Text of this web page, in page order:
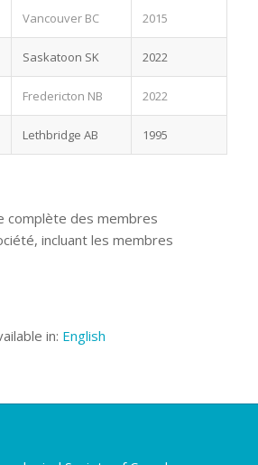
Vancouver BC 2015
Saskatoon SK 2022
Fredericton NB 2022
Lethbridge AB 1995
complète des membres
incluant les membres
in: English